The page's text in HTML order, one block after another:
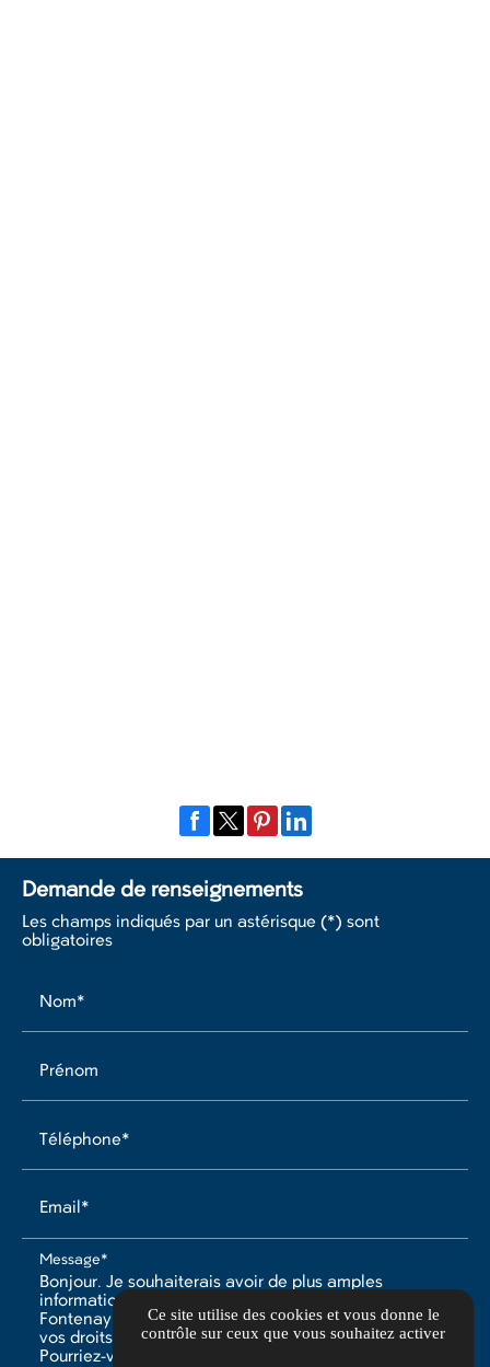
Demande de renseignements
Les champs indiqués par un astérisque (*) sont
obligatoires
Nom*
Prénom
Téléphone*
Email*
Message*
Ce site utilise des cookies et vous donne le
contrôle sur ceux que vous souhaitez activer